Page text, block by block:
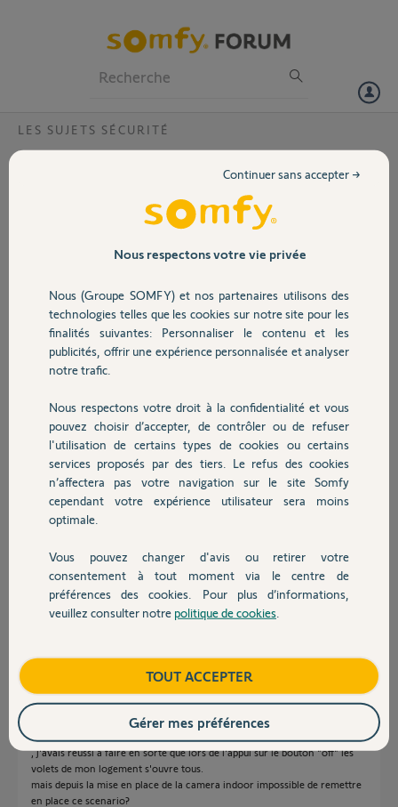
Volet
Sécurité
Domotique
Chauffage
Autres produits
Devis avec un pro
Contact
LES SUJETS SÉCURITÉ
telecommande alarme serenety essenteil
Je possede une alarme serenety essentiel et 2 cameras (1 indoor et 1
lorsque j'essaye de paramétrer le bouton "off" de la télécommande
serenety dans TAHOMA, impossible de voir apparaitre le bouton
peuvent se paramétrer mais pas le bouton "off".
Dans l'attente d'une réponse, bonne journée
Merci,
Participer au fil de discussion
Réponses
Bonjour
Le bouton "OFF" (maison barrée), n'est pas paramétrable.
Bonne journée !
Je suis surpris car avant l'achat (et mise en place) de la deuxième camera
, j'avais réussi a faire en sorte que lors de l'appui sur le bouton "off" les
volets de mon logement s'ouvre tous.
mais depuis la mise en place de la camera indoor impossible de remettre
en place ce scenario?
Nous respectons votre vie privée
Nous (Groupe SOMFY) et nos partenaires utilisons des
technologies telles que les cookies sur notre site pour les
finalités suivantes: Personnaliser le contenu et les
publicités, offrir une expérience personnalisée et analyser
notre trafic.
Nous respectons votre droit à la confidentialité et vous
pouvez choisir d’accepter, de contrôler ou de refuser
l'utilisation de certains types de cookies ou certains
services proposés par des tiers. Le refus des cookies
n’affectera pas votre navigation sur le site Somfy
cependant votre expérience utilisateur sera moins
optimale.
Vous pouvez changer d'avis ou retirer votre
consentement à tout moment via le centre de
préférences des cookies. Pour plus d’informations,
veuillez consulter notre politique de cookies
Continuer sans accepter →
TOUT ACCEPTER
Gérer mes préférences